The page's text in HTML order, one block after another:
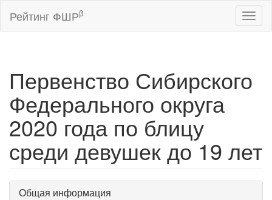
Рейтинг ФШРβ
Первенство Сибирского
Федерального округа
2020 года по блицу
среди девушек до 19 лет
Общая информация